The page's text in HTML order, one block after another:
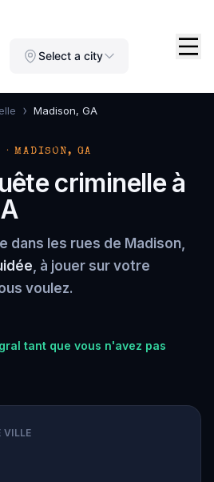
Select a city
› Madison, GA
MADISON, GA
criminelle à
dans les rues de Madison,
, à jouer sur votre
voulez.
tant que vous n'avez pas
VILLE